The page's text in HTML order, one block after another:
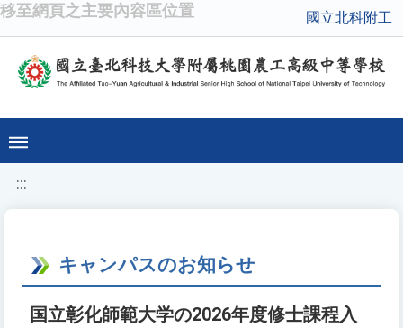
移至網頁之主要內容區位置 國立北科附工
:::
キャンパスのお知らせ
国立彰化師範大学の2026年度修士課程入